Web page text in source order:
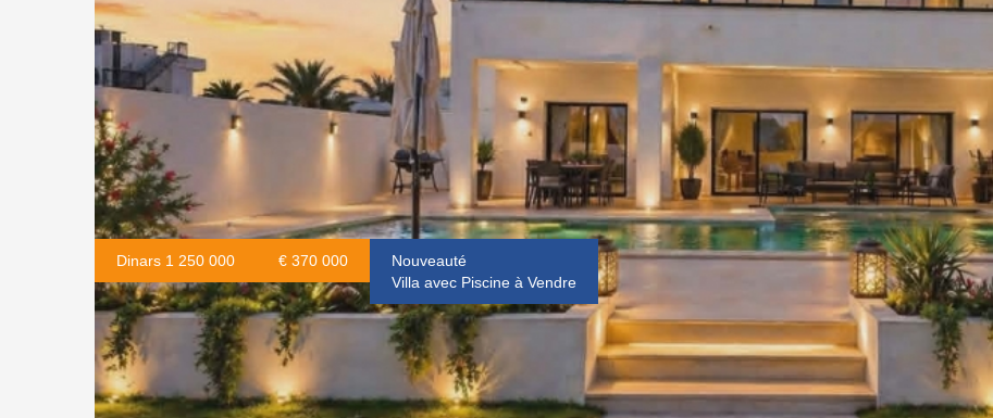
Dinars 1 250 000 € 370 000
Nouveauté
Villa avec Piscine à Vendre